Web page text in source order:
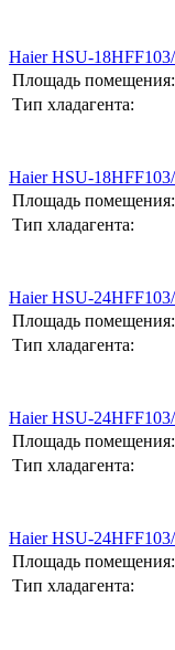
Haier HSU-
Площадь помещения:
Тип хладагента:
Haier HSU-
Площадь помещения:
Тип хладагента:
Haier HSU-
Площадь помещения:
Тип хладагента:
Haier HSU-
Площадь помещения:
Тип хладагента:
Haier HSU-
Площадь помещения:
Тип хладагента: